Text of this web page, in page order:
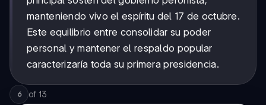
manteniendo vivo el espíritu del 17 de octubre.
Este equilibrio entre consolidar su poder
personal y mantener el respaldo popular
caracterizaría toda su primera presidencia.
6 of 13